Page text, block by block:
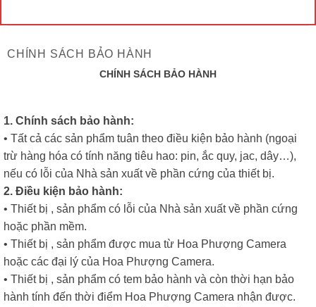
CHÍNH SÁCH BẢO HÀNH
CHÍNH SÁCH BẢO HÀNH
1. Chính sách bảo hành:
• Tất cả các sản phẩm tuân theo điều kiện bảo hành (ngoại
trừ hàng hóa có tính năng tiêu hao: pin, ắc quy, jac, dây…),
nếu có lỗi của Nhà sản xuất về phần cứng của thiết bị.
2. Điều kiện bảo hành:
• Thiết bị , sản phẩm có lỗi của Nhà sản xuất về phần cứng
hoặc phần mềm.
• Thiết bị , sản phẩm được mua từ Hoa Phượng Camera
hoặc các đại lý của Hoa Phượng Camera.
• Thiết bị , sản phẩm có tem bảo hành và còn thời hạn bảo
hành tính đến thời điểm Hoa Phượng Camera nhận được.